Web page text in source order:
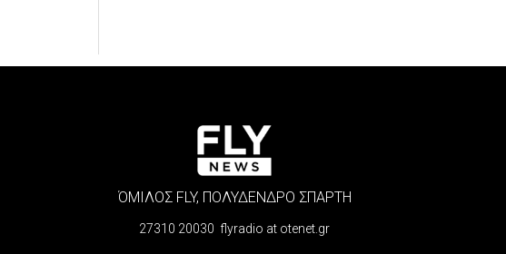
ΌΜΙΛΟΣ FLY, ΠΟΛΥΔΕΝΔΡΟ ΣΠΑΡΤΗ
27310 20030 flyradio at otenet.gr